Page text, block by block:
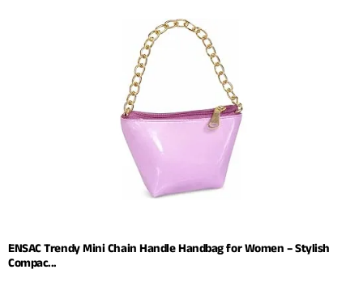
ENSAC Trendy Mini Chain Handle Handbag for Women – Stylish
Compac...